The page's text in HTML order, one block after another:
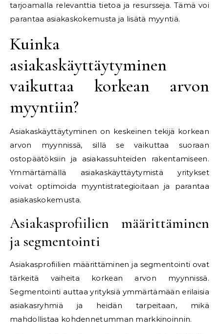
tarjoamalla relevanttia tietoa ja resursseja. Tämä voi
parantaa asiakaskokemusta ja lisätä myyntiä.
Kuinka
asiakaskäyttäytyminen
vaikuttaa korkean arvon
myyntiin?
Asiakaskäyttäytyminen on keskeinen tekijä korkean
arvon myynnissä, sillä se vaikuttaa suoraan
ostopäätöksiin ja asiakassuhteiden rakentamiseen.
Ymmärtämällä asiakaskäyttäytymistä yritykset
voivat optimoida myyntistrategioitaan ja parantaa
asiakaskokemusta.
Asiakasprofiilien määrittäminen
ja segmentointi
Asiakasprofiilien määrittäminen ja segmentointi ovat
tärkeitä vaiheita korkean arvon myynnissä.
Segmentointi auttaa yrityksiä ymmärtämään erilaisia
asiakasryhmiä ja heidän tarpeitaan, mikä
mahdollistaa kohdennetumman markkinoinnin.